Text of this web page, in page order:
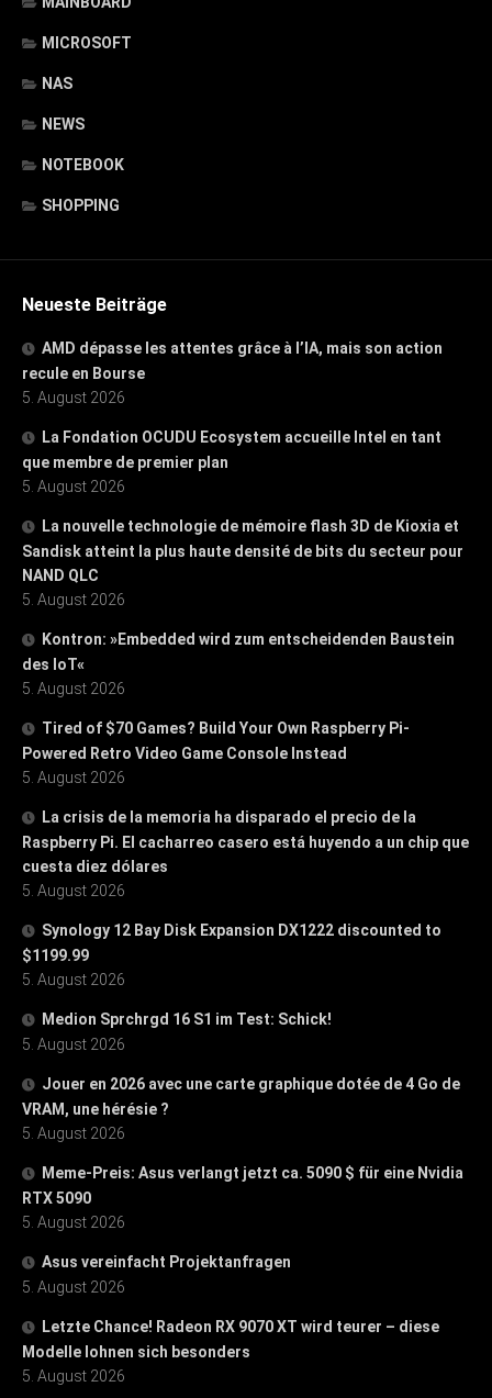
MICROSOFT
NAS
NEWS
NOTEBOOK
SHOPPING
Neueste Beiträge
AMD dépasse les attentes grâce à l’IA, mais son action
recule en Bourse
5. August 2026
La Fondation OCUDU Ecosystem accueille Intel en tant
que membre de premier plan
5. August 2026
La nouvelle technologie de mémoire flash 3D de Kioxia et
Sandisk atteint la plus haute densité de bits du secteur pour
NAND QLC
5. August 2026
Kontron: »Embedded wird zum entscheidenden Baustein
des IoT«
5. August 2026
Tired of $70 Games? Build Your Own Raspberry Pi-
Powered Retro Video Game Console Instead
5. August 2026
La crisis de la memoria ha disparado el precio de la
Raspberry Pi. El cacharreo casero está huyendo a un chip que
cuesta diez dólares
5. August 2026
Synology 12 Bay Disk Expansion DX1222 discounted to
$1199.99
5. August 2026
Medion Sprchrgd 16 S1 im Test: Schick!
5. August 2026
Jouer en 2026 avec une carte graphique dotée de 4 Go de
VRAM, une hérésie ?
5. August 2026
Meme-Preis: Asus verlangt jetzt ca. 5090 $ für eine Nvidia
RTX 5090
5. August 2026
Asus vereinfacht Projektanfragen
5. August 2026
Letzte Chance! Radeon RX 9070 XT wird teurer – diese
Modelle lohnen sich besonders
5. August 2026